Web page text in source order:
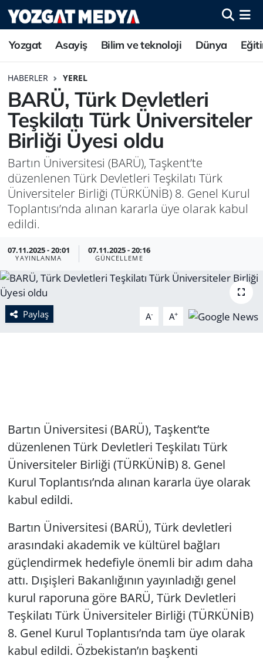
Yozgat Asayiş Bilim ve teknoloji Dünya
HABERLER YEREL
BARÜ, Türk Devletleri
Teşkilatı Türk Üniversiteler
Birliği Üyesi oldu
Bartın Üniversitesi (BARÜ), Taşkent’te
düzenlenen Türk Devletleri Teşkilatı Türk
Üniversiteler Birliği (TÜRKÜNİB) 8. Genel Kurul
Toplantısı’nda alınan kararla üye olarak kabul
edildi.
07.11.2025 - 20:01
YAYINLANMA
07.11.2025 - 20:16
GÜNCELLEME
Paylaş A- A+
Bartın Üniversitesi (BARÜ), Taşkent’te
düzenlenen Türk Devletleri Teşkilatı Türk
Üniversiteler Birliği (TÜRKÜNİB) 8. Genel
Kurul Toplantısı’nda alınan kararla üye olarak
kabul edildi.
Bartın Üniversitesi (BARÜ), Türk devletleri
arasındaki akademik ve kültürel bağları
güçlendirmek hedefiyle önemli bir adım daha
attı. Dışişleri Bakanlığının yayınladığı genel
kurul raporuna göre BARÜ, Türk Devletleri
Teşkilatı Türk Üniversiteler Birliği (TÜRKÜNİB)
8. Genel Kurul Toplantısı’nda tam üye olarak
kabul edildi. Özbekistan’ın başkenti